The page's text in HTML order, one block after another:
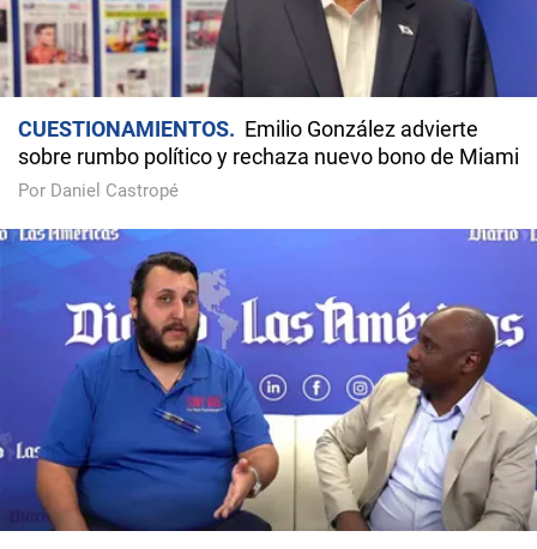
CUESTIONAMIENTOS
Emilio González advierte
sobre rumbo político y rechaza nuevo bono de Miami
Por Daniel Castropé